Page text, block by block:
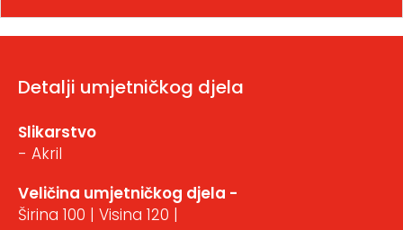
Detalji umjetničkog djela
Slikarstvo
- Akril
Veličina umjetničkog djela -
Širina 100 | Visina 120 |